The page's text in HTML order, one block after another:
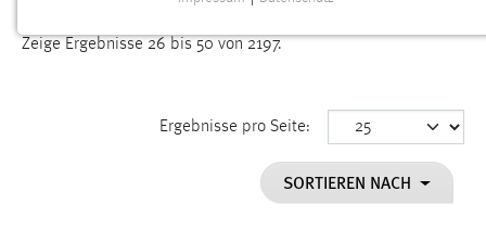
Zeige Ergebnisse 26 bis 50 von 2197.
Ergebnisse pro Seite:
SORTIEREN NACH
Notwendige Cookies ermöglichen grundlegende